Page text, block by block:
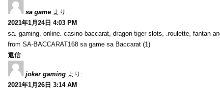
sa game より:
2021年1月24日 4:03 PM
sa. gaming. online. casino baccarat, dragon tiger slots, .roulette, fantan
from SA-BACCARAT168 sa game sa Baccarat (1)
返信
joker gaming より:
2021年1月26日 3:14 AM